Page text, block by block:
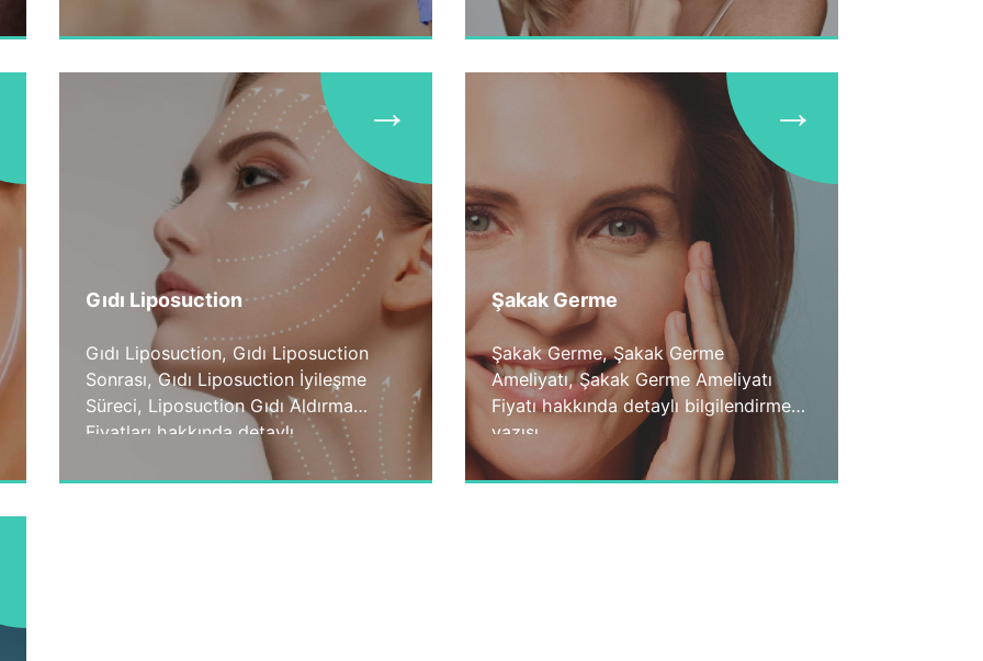
kıkırdak yüksekliğinde artma da eşlik
almaktan ibaret olmayıp eşlik eden
patolojilere müdahale edilmezse
tekrar açılma sıklıkla
görülebilmektedir.
ile ilgili oldukça yol gösterici
olabilmektedir. Yüz ile ilgili
gibi 2 değişkene ait sorunları çözmeyi
hedefliyoruz. Hastaların cerrahiye
karşı önyargılı olmaları ve genellikle
yakın çevrelerince korkutulmaları
karar alma sürecinde ameliyatsız
işlemlere yönelmelerine neden
olmaktadır.
→
Gıdı Liposuction
Gıdı Liposuction, Gıdı Liposuction
Sonrası, Gıdı Liposuction İyileşme
Süreci, Liposuction Gıdı Aldırma
Fiyatları hakkında detaylı
→
Şakak Germe
Şakak Germe, Şakak Germe
Ameliyatı, Şakak Germe Ameliyatı
Fiyatı hakkında detaylı bilgilendirme
yazısı